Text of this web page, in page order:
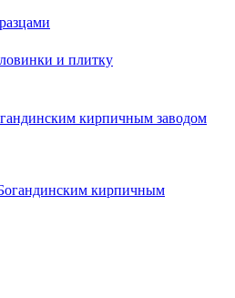
и плитку
кирпичным